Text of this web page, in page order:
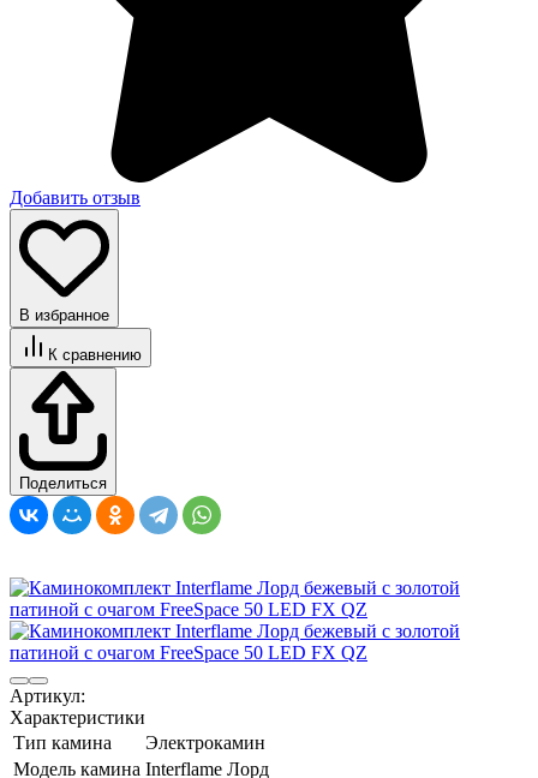
Добавить отзыв
В избранное
К сравнению
Поделиться
Артикул:
Характеристики
Тип камина
Электрокамин
Модель камина Interflame Лорд